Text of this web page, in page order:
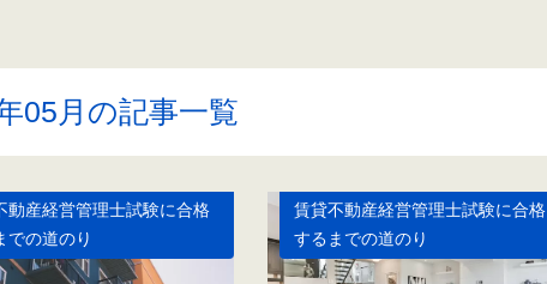
05月の記事一覧
動産経営管理士試験に合格
での道のり
賃貸不動産経営管理士試験に合格
するまでの道のり